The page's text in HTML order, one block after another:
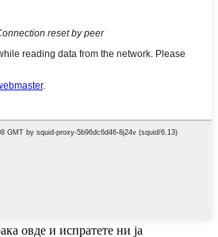
овде и испратете ни ја